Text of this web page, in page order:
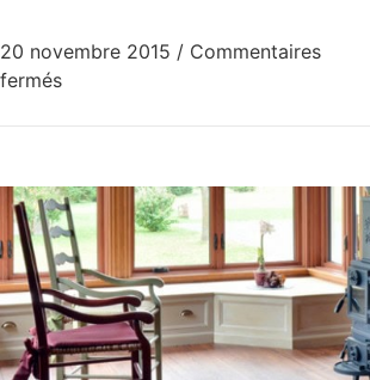
20 novembre 2015 / Commentaires
fermés